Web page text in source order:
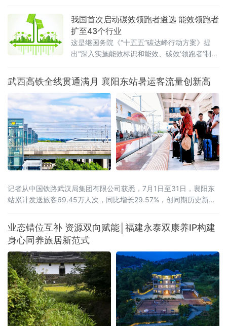
健壮。管理区工作人员正穿梭于田间，按照拔
节孕穗期“5321”管水法要求，开展控水作业。
我国首次启动碳效领跑者遴选 能效领跑者
扩至43个行业
这是继国务院《“十五五”碳达峰行动方案》提
出“深入实施能效标识和能效、碳效‘领跑者’制
武西高铁全线贯通满月 襄阳东站暑运客流量创新高
记者从中国铁路武汉局集团有限公司获悉，7月1日至31日，襄阳东
站累计发送旅客69.45万人次，同比增长29.57%，创同期历史新
日，西安至十堰高速铁路开通运营，武西高铁实现全线贯通，襄阳
至西安最快旅行时间压缩至1小时41分。据统计，7月份，襄阳东站
前往山西、陕西方向的旅
业态错位互补 资源双向赋能│福建永泰双康养IP构建
身心同养旅居新范式